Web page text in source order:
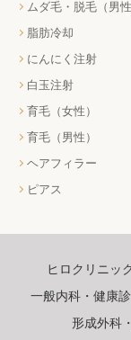
ムダ毛・脱毛（男性
脂肪冷却
にんにく注射
白玉注射
育毛（女性）
育毛（男性）
ヘアフィラー
ピアス
ヒロクリニッ
一般内科・健康
形成外科